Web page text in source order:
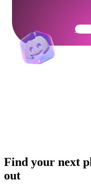
Get
Find your next
out